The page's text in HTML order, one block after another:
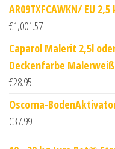
AR09TXFCAWKN/ EU
€1,001.57
Caparol Malerit 2,5l
Deckenfarbe
€28.95
Oscorna-
€37.99